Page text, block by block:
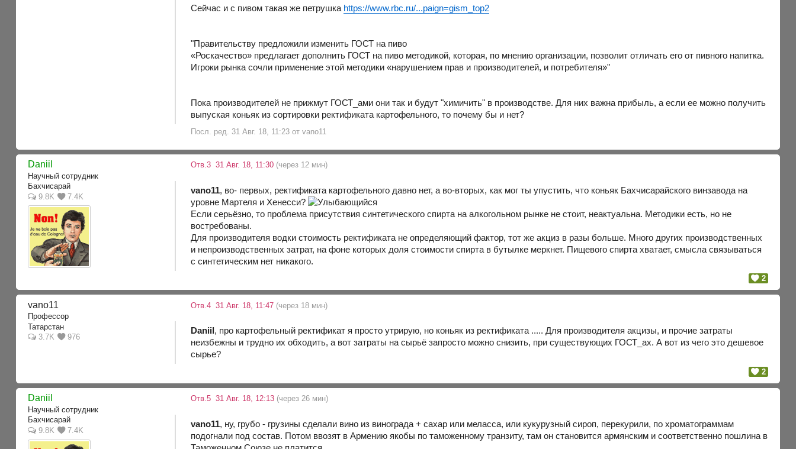
Сейчас и с пивом такая же петрушка https://www.rbc.ru/...paign=gism_top2
"Правительству предложили изменить ГОСТ на пиво
«Роскачество» предлагает дополнить ГОСТ на пиво методикой, которая, по мнению организации, позволит отличать его от пивного напитка.
Игроки рынка сочли применение этой методики «нарушением прав и производителей, и потребителя»"
Пока производителей не прижмут ГОСТ_ами они так и будут "химичить" в производстве. Для них важна прибыль, а если ее можно получить
выпуская коньяк из сортировки ректификата картофельного, то почему бы и нет?
Посл. ред. 31 Авг. 18, 11:23 от vano11
Daniil
Научный сотрудник
Бахчисарай
9.8K
7.4K
Отв.3 31 Авг. 18, 11:30 (через 12 мин)
vano11, во- первых, ректификата картофельного давно нет, а во-вторых, как мог ты упустить, что коньяк Бахчисарайского винзавода на
уровне Мартеля и Хенесси?
Если серьёзно, то проблема присутствия синтетического спирта на алкогольном рынке не стоит, неактуальна. Методики есть, но не
востребованы.
Для производителя водки стоимость ректификата не определяющий фактор, тот же акциз в разы больше. Много других производственных
и непроизводственных затрат, на фоне которых доля стоимости спирта в бутылке меркнет. Пищевого спирта хватает, смысла связываться
с синтетическим нет никакого.
2
vano11
Профессор
Татарстан
3.7K
976
Отв.4 31 Авг. 18, 11:47 (через 18 мин)
Daniil, про картофельный ректификат я просто утрирую, но коньяк из ректификата ..... Для производителя акцизы, и прочие затраты
неизбежны и трудно их обходить, а вот затраты на сырьё запросто можно снизить, при существующих ГОСТ_ах. А вот из чего это дешевое
сырье?
2
Daniil
Научный сотрудник
Бахчисарай
9.8K
7.4K
Отв.5 31 Авг. 18, 12:13 (через 26 мин)
vano11, ну, грубо - грузины сделали вино из винограда + сахар или меласса, или кукурузный сироп, перекурили, по хроматограммам
подогнали под состав. Потом ввозят в Армению якобы по таможенному транзиту, там он становится армянским и соответственно пошлина в